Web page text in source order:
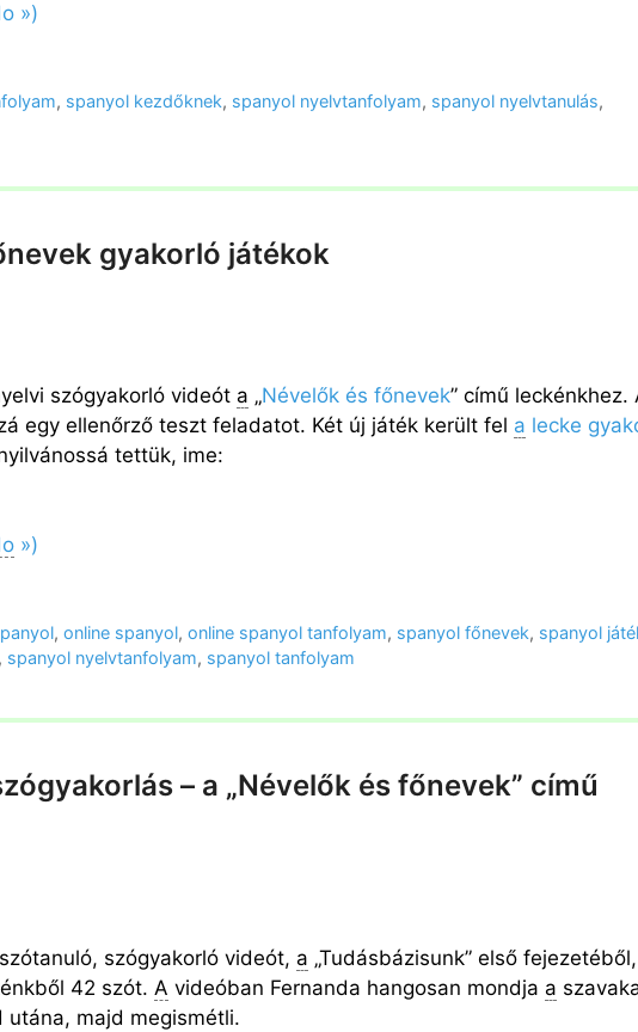
»)
, spanyol kezdőknek, spanyol nyelvtanfolyam, spanyol nyelvtanulás,
gyakorló játékok
szógyakorló videót a „Névelők és főnevek” című leckénkhez.
egy ellenőrző teszt feladatot. Két új játék került fel a lecke
tettük, ime:
»)
,online spanyol,online spanyol tanfolyam, spanyol főnevek, spanyol
, spanyol nyelvtanfolyam, spanyol tanfolyam
– a „Névelők és főnevek” című
szógyakorló videót, a „Tudásbázisunk” első fejezetéből,
42 szót. A videóban Fernanda hangosan mondja a
majd megismétli.